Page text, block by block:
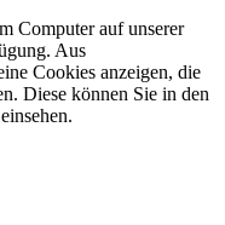
Computer auf unserer
Aus
Cookies anzeigen, die
Diese können Sie in den